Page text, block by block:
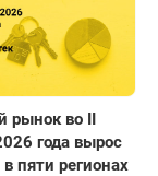
рынок во II
года вырос
пяти регионах